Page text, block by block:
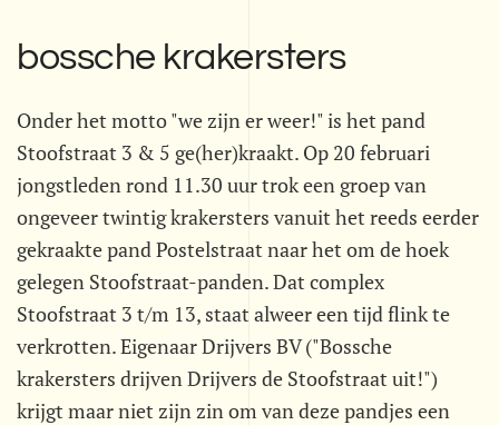
bossche krakersters
Onder het motto "we zijn er weer!" is het pand
Stoofstraat 3 & 5 ge(her)kraakt. Op 20 februari
jongstleden rond 11.30 uur trok een groep van
ongeveer twintig krakersters vanuit het reeds eerder
gekraakte pand Postelstraat naar het om de hoek
gelegen Stoofstraat-panden. Dat complex
Stoofstraat 3 t/m 13, staat alweer een tijd flink te
verkrotten. Eigenaar Drijvers BV ("Bossche
krakersters drijven Drijvers de Stoofstraat uit!")
krijgt maar niet zijn zin om van deze pandjes een